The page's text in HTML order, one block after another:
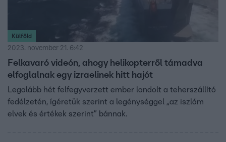
Külföld
2023. november 21. 6:42
Felkavaró videón, ahogy helikopterről támadva
elfoglalnak egy izraelinek hitt hajót
Legalább hét felfegyverzett ember landolt a teherszállító
fedélzetén, ígéretük szerint a legénységgel „az iszlám
elvek és értékek szerint” bánnak.